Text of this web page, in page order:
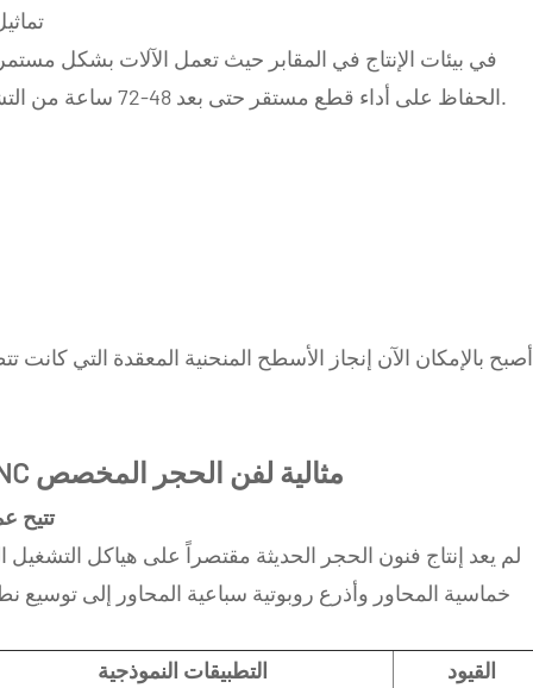
في بيئات الإنتاج في المقابر حيث تعمل الآلات بشكل
الحفاظ على أداء قطع مستقر حتى بعد 48-72 ساعة من التشغيل المتواصل، مما يقلل من التصحيحات اليدوية.
أصبح بالإمكان الآن إنجاز الأسطح المنحنية المعقدة التي
لماذا تعتبر آلات CNC مثالية لفن الحجر المخصص
1.
لم يعد إنتاج فنون الحجر الحديثة مقتصراً على هياكل التشغيل
التطبيقات النموذجية القيود